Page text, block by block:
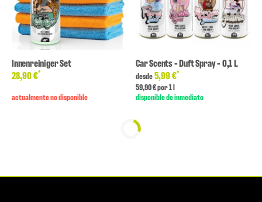
Innenreiniger Set
28,90 €*
actualmente no disponible
Car Scents - Duft Spray - 0,1 L
desde5,99 €*
59,90 € por 1 l
disponible de inmediato